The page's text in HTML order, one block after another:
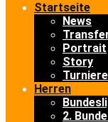
Startseite
News
Portrait
Story
Turniere
Herren
2.